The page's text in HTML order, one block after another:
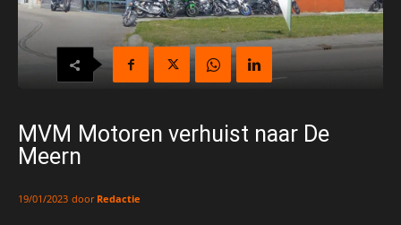
MVM Motoren verhuist naar De
Meern
19/01/2023 door Redactie